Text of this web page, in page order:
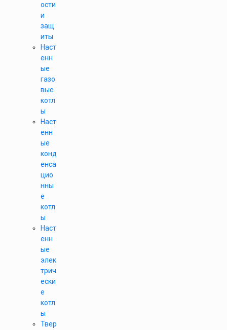
ости
и
защ
иты
Наст
енн
ые
газо
вые
котл
ы
Наст
енн
ые
конд
енса
цио
нны
е
котл
ы
Наст
енн
ые
элек
трич
ески
е
котл
ы
Твер